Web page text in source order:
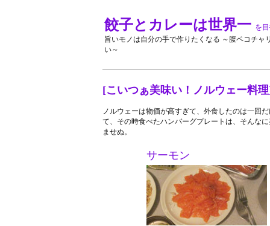
餃子とカレーは世界一 を
旨いモノは自分の手で作りたくなる ～腹ペコチ
い～
[こいつぁ美味い！ノルウェー料
ノルウェーは物価が高すぎて、外食したのは一回
て、その時食べたハンバーグプレートは、そんな
ませぬ。
サーモン